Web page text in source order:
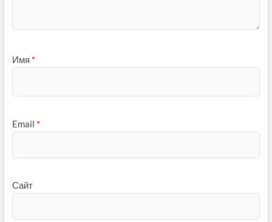
Имя *
Email *
Сайт